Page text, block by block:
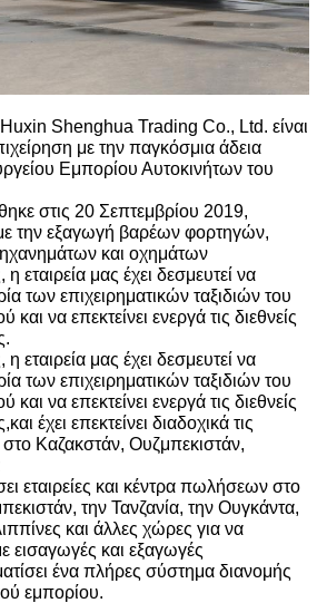
Shenghua Trading Co., Ltd. είναι
με την παγκόσμια άδεια
Εμπορίου Αυτοκινήτων του
στις 20 Σεπτεμβρίου 2019,
την εξαγωγή βαρέων φορτηγών,
και οχημάτων
εταιρεία μας έχει δεσμευτεί να
των επιχειρηματικών ταξιδιών του
να επεκτείνει ενεργά τις διεθνείς
εταιρεία μας έχει δεσμευτεί να
των επιχειρηματικών ταξιδιών του
να επεκτείνει ενεργά τις διεθνείς
έχει επεκτείνει διαδοχικά τις
στο Καζακστάν, Ουζμπεκιστάν,
εταιρείες και κέντρα πωλήσεων στο
την Τανζανία, την Ουγκάντα,
και άλλες χώρες για να
εισαγωγές και εξαγωγές
ένα πλήρες σύστημα διανομής
εμπορίου.